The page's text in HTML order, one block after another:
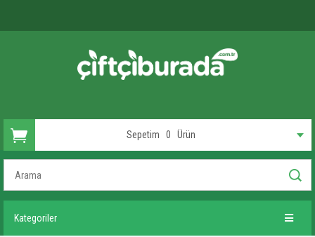
Sepetim 0 Ürün
Kategoriler